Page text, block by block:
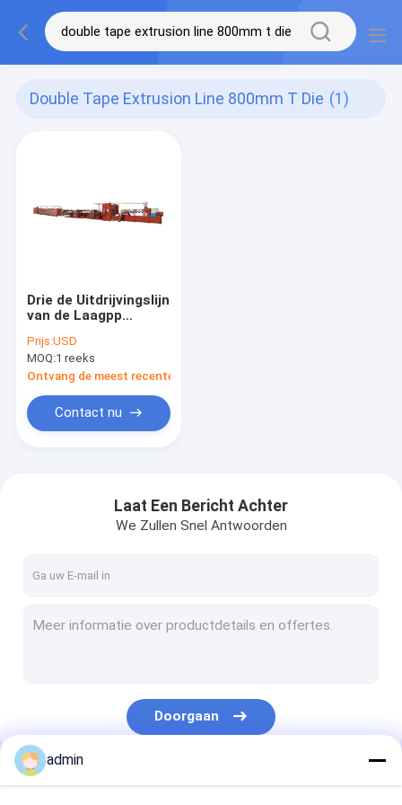
Double Tape Extrusion Line 800mm T Die (1)
Drie de Uitdrijvingslijn
van de Laagpp
Bag Strap 800mm
Prijs:USD
MOQ:1 reeks
Ontvang de meest recente Prijs
Contact nu
Laat Een Bericht Achter
We Zullen Snel Antwoorden
Doorgaan
Onze Categorieën
admin